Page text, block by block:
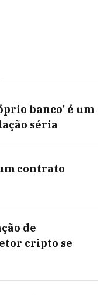
banco' é um
séria
contrato
de
cripto se